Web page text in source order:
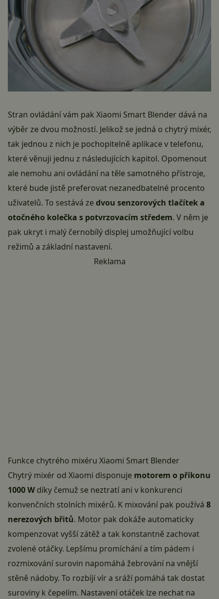
Stran ovládání vám pak Xiaomi Smart Blender dává na
výběr ze dvou možností. Jelikož se jedná o chytrý mixér,
tak jednou z nich je pochopitelněaplikacev telefonu,
které věnuji jednu z následujících kapitol. Opomenout
ale nemohu ani ovládání na těle samotného přístroje,
které bude jistě preferovat nezanedbatelné procento
uživatelů. To sestává zedvou senzorových tlačítek a
otočného kolečka s potvrzovacím středem. V něm je
pak ukryt i malý černobílý displej umožňující volbu
režimů a základní nastavení.
Reklama
Funkce chytrého mixéru Xiaomi Smart Blender
Chytrý mixér od Xiaomi disponuje motorem o příkonu
1000 Wdíky čemuž se neztratí ani v konkurenci
konvenčních stolních mixérů. K mixování pak používá 8
nerezových břitů. Motor pak dokáže automaticky
kompenzovat vyšší zátěž a tak konstantně zachovat
zvolené otáčky. Lepšímu promíchání a tím pádem i
rozmixování surovin napomáhá žebrování na vnější
stěně nádoby. To rozbíjí vír a sráží pomáhá tak dostat
suroviny k čepelím. Nastavení otáček lze nechat na